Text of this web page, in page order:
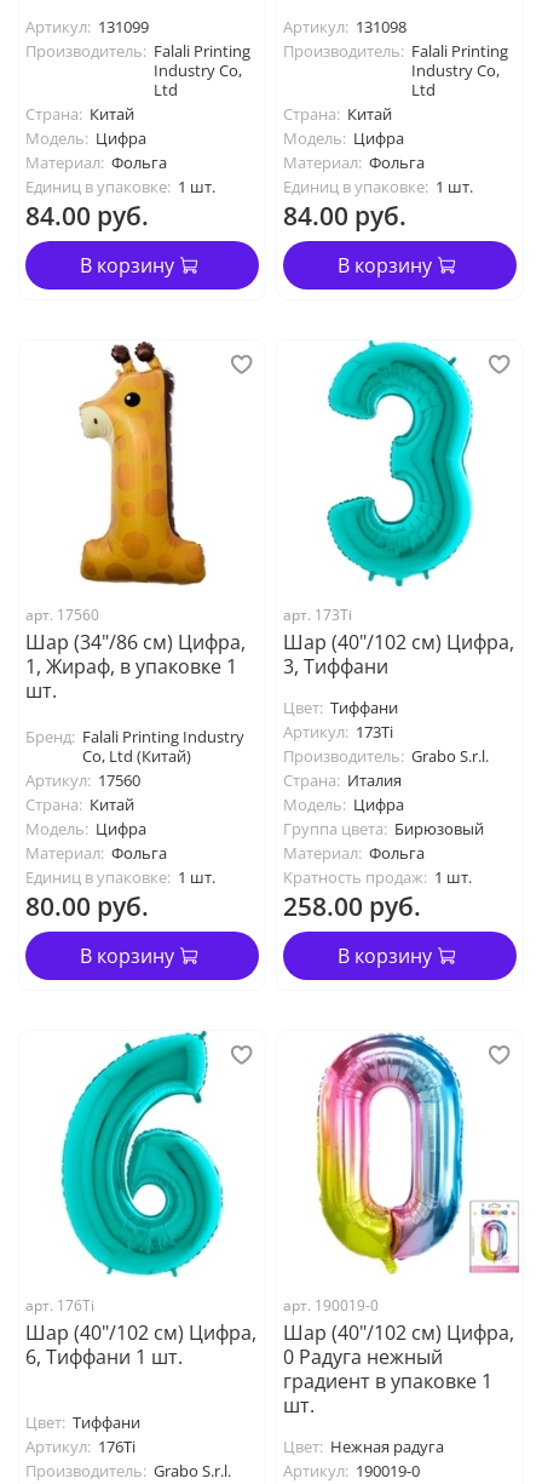
Артикул: 131099
Производитель: Falali Printing
Industry Co,
Ltd
Страна: Китай
Модель: Цифра
Материал: Фольга
Единиц в упаковке: 1 шт.
84.00 руб.
В корзину
Артикул: 131098
Производитель: Falali Printing
Industry Co,
Ltd
Страна: Китай
Модель: Цифра
Материал: Фольга
Единиц в упаковке: 1 шт.
84.00 руб.
В корзину
арт. 17560
Шар (34"/86 см) Цифра,
1, Жираф, в упаковке 1
шт.
Бренд: Falali Printing Industry
Co, Ltd (Китай)
Артикул: 17560
Страна: Китай
Модель: Цифра
Материал: Фольга
Единиц в упаковке: 1 шт.
80.00 руб.
В корзину
арт. 173Ti
Шар (40"/102 см) Цифра,
3, Тиффани
Цвет: Тиффани
Артикул: 173Ti
Производитель: Grabo S.r.l.
Страна: Италия
Модель: Цифра
Группа цвета: Бирюзовый
Материал: Фольга
Кратность продаж: 1 шт.
258.00 руб.
В корзину
арт. 176Ti
Шар (40"/102 см) Цифра,
6, Тиффани 1 шт.
Цвет: Тиффани
Артикул: 176Ti
Производитель: Grabo S.r.l.
арт. 190019-0
Шар (40"/102 см) Цифра,
0 Радуга нежный
градиент в упаковке 1
шт.
Цвет: Нежная радуга
Артикул: 190019-0